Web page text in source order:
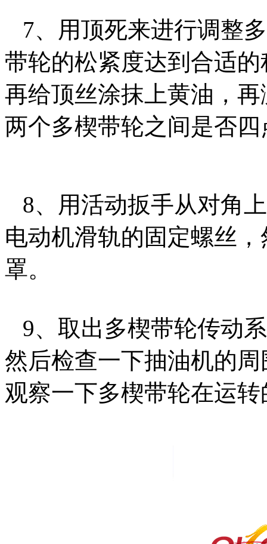
7、用顶死来进行调整
带轮的松紧度达到合适
再给顶丝涂抹上黄油，
两个多楔带轮之间是否
8、用活动扳手从对角
电动机滑轨的固定螺丝
罩。
9、取出多楔带轮传动
然后检查一下抽油机的
观察一下多楔带轮在运